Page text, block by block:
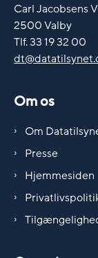
Carl Jacobsens
2500 Valby
Tlf. 33 19 32 00
Om os
Om
Presse
Hjemmesiden